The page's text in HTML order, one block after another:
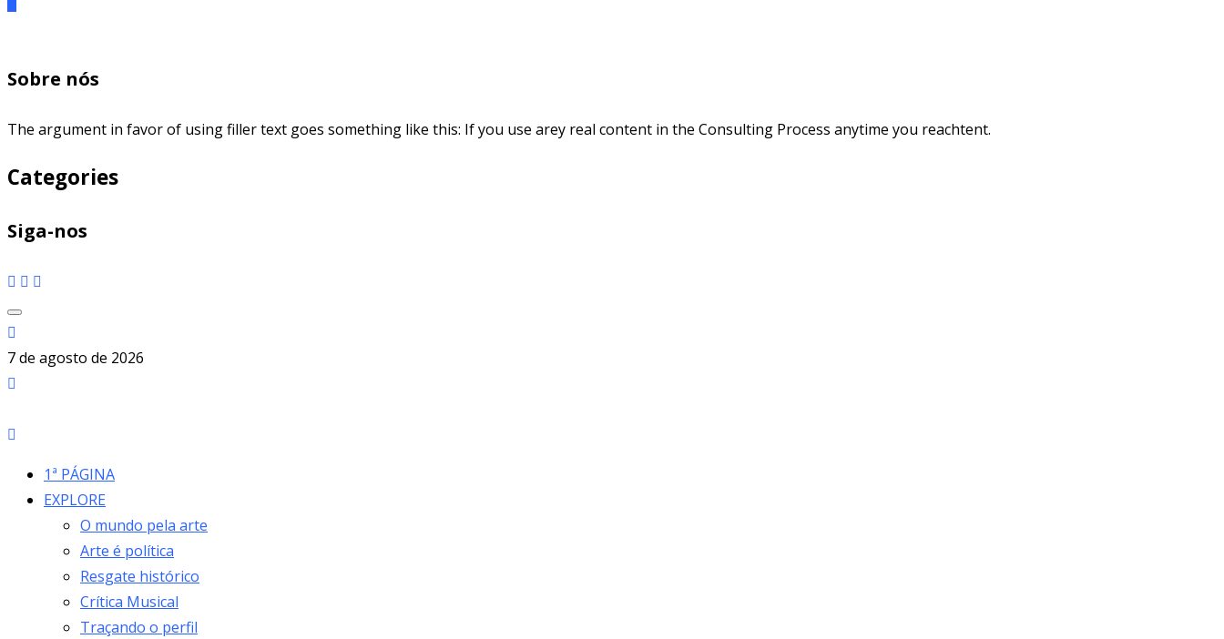
Sobre nós
The argument in favor of using filler text goes something like this: If you use arey real content in the Consulting Process anytime you reachtent.
Categories
Siga-nos
7 de agosto de 2026
1ª PÁGINA
EXPLORE
O mundo pela arte
Arte é política
Resgate histórico
Crítica Musical
Traçando o perfil